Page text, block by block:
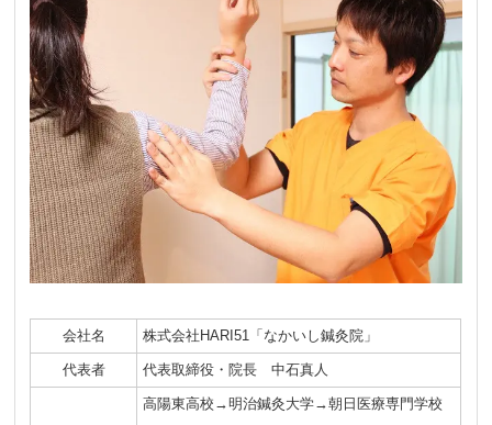
会社名 株式会社HARI51「なかいし鍼灸院」
代表者 代表取締役・院長 中石真人
高陽東高校→明治鍼灸大学→朝日医療専門学校